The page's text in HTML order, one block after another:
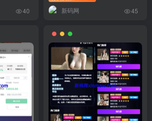
40 新码网 45